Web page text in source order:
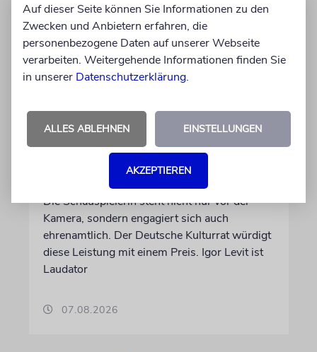
BERLIN
Einsatz gegen Judenhass:
Iris Berben erhält Deutschen
Kulturpolitikpreis
Die Schauspielerin steht nicht nur vor der
Kamera, sondern engagiert sich auch
ehrenamtlich. Der Deutsche Kulturrat würdigt
diese Leistung mit einem Preis. Igor Levit ist
Laudator
07.08.2026
Auf dieser Seite können Sie Informationen zu den
Zwecken und Anbietern erfahren, die
personenbezogene Daten auf unserer Webseite
verarbeiten. Weitergehende Informationen finden Sie
in unserer Datenschutzerklärung.
ALLES ABLEHNEN EINSTELLUNGEN
AKZEPTIEREN